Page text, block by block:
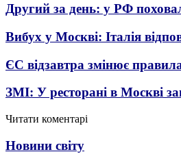
Другий за день: у РФ
Вибух у Москві: Італія
ЄС відзавтра змінює
ЗМІ: У ресторані в Москві
Читати коментарі
Новини світу